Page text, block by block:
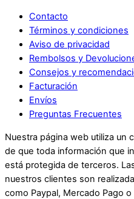
Contacto
Términos y condiciones
Aviso de privacidad
Rembolsos y
Consejos y
Facturación
Envíos
Preguntas Frecuentes
Nuestra página web utiliza un
de que toda información que
está protegida de terceros.
nuestros clientes son
como Paypal, Mercado Pago